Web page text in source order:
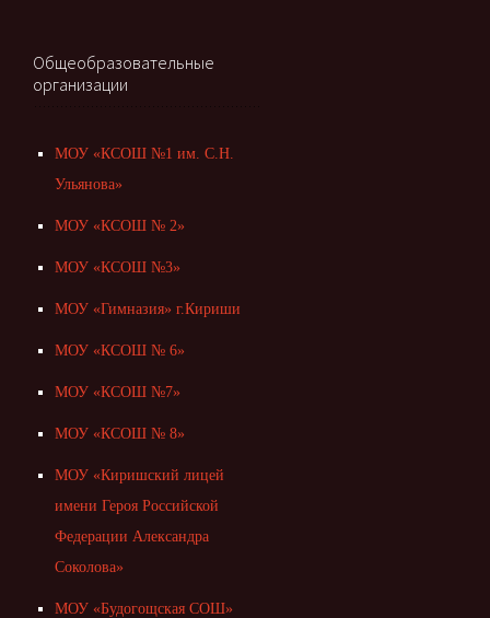
Общеобразовательные
организации
МОУ «КСОШ №1 им. С.Н.
Ульянова»
МОУ «КСОШ № 2»
МОУ «КСОШ №3»
МОУ «Гимназия» г.Кириши
МОУ «КСОШ № 6»
МОУ «КСОШ №7»
МОУ «КСОШ № 8»
МОУ «Киришский лицей
имени Героя Российской
Федерации Александра
Соколова»
МОУ «Будогощская СОШ»